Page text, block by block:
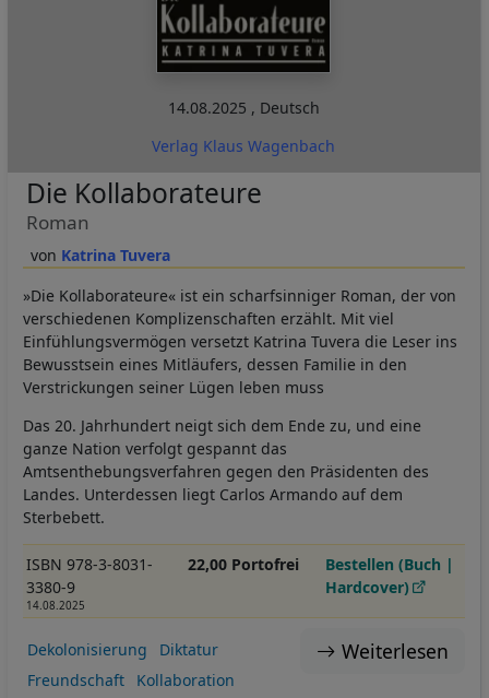
14.08.2025 , Deutsch
Verlag Klaus Wagenbach
Katrina Tuvera
Die Kollaborateure
Roman
»Die Kollaborateure« ist ein scharfsinniger Roman, der von
verschiedenen Komplizenschaften erzählt. Mit viel
Einfühlungsvermögen versetzt Katrina Tuvera die Leser ins
Bewusstsein eines Mitläufers, dessen Familie in den
Verstrickungen seiner Lügen leben muss
Das 20. Jahrhundert neigt sich dem Ende zu, und eine
ganze Nation verfolgt gespannt das
Amtsenthebungsverfahren gegen den Präsidenten des
Landes. Unterdessen liegt Carlos Armando auf dem
Sterbebett.
ISBN 978-3-8031-
3380-9
14.08.2025
22,00 Portofrei
Bestellen (Buch |
Hardcover)
Weiterlesen
Dekolonisierung
Diktatur
Freundschaft
Kollaboration